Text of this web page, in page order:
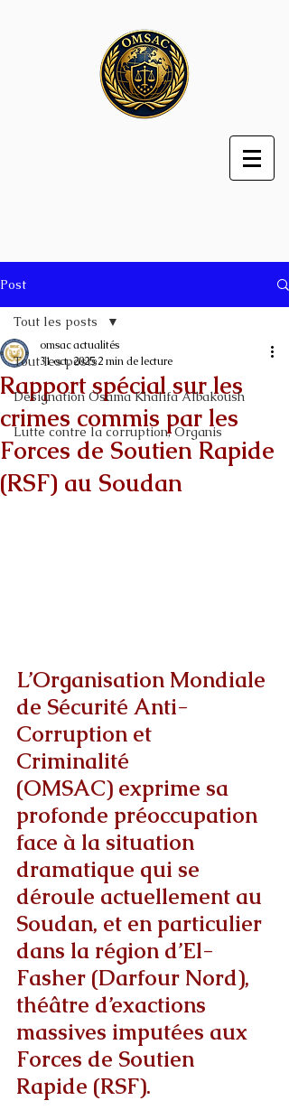
Post
Tout les posts
Désignation Osama Khalifa Albakoush
Lutte contre la corruption, Organis
Tout les posts
Rapport spécial sur les
crimes commis par les
Forces de Soutien Rapide
(RSF) au Soudan
omsac actualités
31 oct. 2025 2 min de lecture
L’Organisation Mondiale
de Sécurité Anti-
Corruption et
Criminalité
(OMSAC) exprime sa
profonde préoccupation
face à la situation
dramatique qui se
déroule actuellement au
Soudan, et en particulier
dans la région d’El-
Fasher (Darfour Nord),
théâtre d’exactions
massives imputées aux
Forces de Soutien
Rapide (RSF).